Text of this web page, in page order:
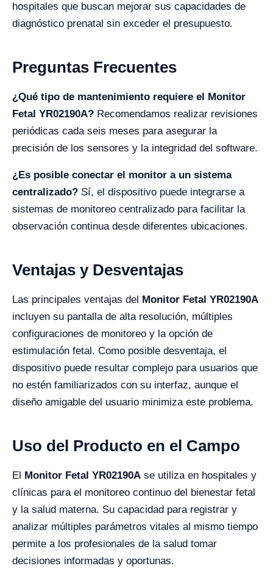
hospitales que buscan mejorar sus capacidades de
diagnóstico prenatal sin exceder el presupuesto.
Preguntas Frecuentes
¿Qué tipo de mantenimiento requiere el Monitor
Fetal YR02190A? Recomendamos realizar revisiones
periódicas cada seis meses para asegurar la
precisión de los sensores y la integridad del software.
¿Es posible conectar el monitor a un sistema
centralizado? Sí, el dispositivo puede integrarse a
sistemas de monitoreo centralizado para facilitar la
observación continua desde diferentes ubicaciones.
Ventajas y Desventajas
Las principales ventajas del Monitor Fetal YR02190A
incluyen su pantalla de alta resolución, múltiples
configuraciones de monitoreo y la opción de
estimulación fetal. Como posible desventaja, el
dispositivo puede resultar complejo para usuarios que
no estén familiarizados con su interfaz, aunque el
diseño amigable del usuario minimiza este problema.
Uso del Producto en el Campo
El Monitor Fetal YR02190A se utiliza en hospitales y
clínicas para el monitoreo continuo del bienestar fetal
y la salud materna. Su capacidad para registrar y
analizar múltiples parámetros vitales al mismo tiempo
permite a los profesionales de la salud tomar
decisiones informadas y oportunas.